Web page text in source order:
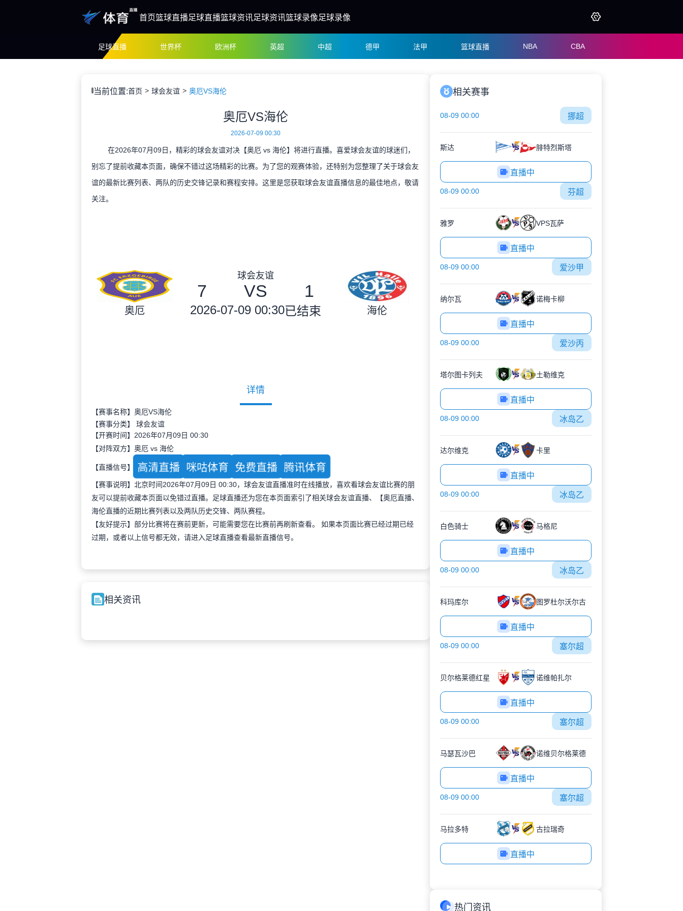
首页篮球直播足球直播篮球资讯足球资讯篮球录像足球录像
足球直播 世界杯 欧洲杯 英超 中超 德甲 法甲 篮球直播 NBA CBA
当前位置:首页 球会友谊 奥厄VS海伦
奥厄VS海伦
2026-07-09 00:30
在2026年07月09日，精彩的球会友谊对决【奥厄 vs 海伦】将进行直播。喜爱球会友谊的球迷们，
别忘了提前收藏本页面，确保不错过这场精彩的比赛。为了您的观赛体验，还特别为您整理了关于球会友
谊的最新比赛列表、两队的历史交锋记录和赛程安排。这里是您获取球会友谊直播信息的最佳地点，敬请
关注。
奥厄
球会友谊
7 VS 1
2026-07-09 00:30已结束 海伦
详情
【赛事名称】奥厄VS海伦
【赛事分类】 球会友谊
【开赛时间】2026年07月09日 00:30
【对阵双方】奥厄 vs 海伦
【直播信号】 高清直播 咪咕体育 免费直播 腾讯体育
【赛事说明】北京时间2026年07月09日 00:30，球会友谊直播准时在线播放，喜欢看球会友谊比赛的朋
友可以提前收藏本页面以免错过直播。足球直播还为您在本页面索引了相关球会友谊直播、【奥厄直播、
海伦直播的近期比赛列表以及两队历史交锋、两队赛程。
【友好提示】部分比赛将在赛前更新，可能需要您在比赛前再刷新查看。 如果本页面比赛已经过期已经
过期，或者以上信号都无效，请进入足球直播查看最新直播信号。
相关资讯
相关赛事
08-09 00:00 挪超
斯达 腓特烈斯塔
直播中
08-09 00:00 芬超
雅罗 VPS瓦萨
直播中
08-09 00:00 爱沙甲
纳尔瓦 诺梅卡柳
直播中
08-09 00:00 爱沙丙
塔尔图卡列夫 土勒维克
直播中
08-09 00:00 冰岛乙
达尔维克 卡里
直播中
08-09 00:00 冰岛乙
白色骑士 马格尼
直播中
08-09 00:00 冰岛乙
科玛库尔 图罗杜尔沃尔古
直播中
08-09 00:00 塞尔超
贝尔格莱德红星 诺维帕扎尔
直播中
08-09 00:00 塞尔超
马瑟瓦沙巴 诺维贝尔格莱德
直播中
08-09 00:00 塞尔超
马拉多特 古拉瑞奇
直播中
热门资讯